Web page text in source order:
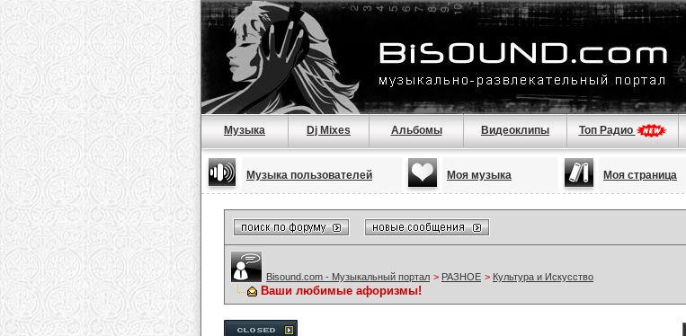
Музыка Dj Mixes Альбомы Видеоклипы Топ Радио
Музыка пользователей Моя музыка Моя страница
Bisound.com - Музыкальный портал > РАЗНОЕ > Культура и Искусство
Ваши любимые афоризмы!